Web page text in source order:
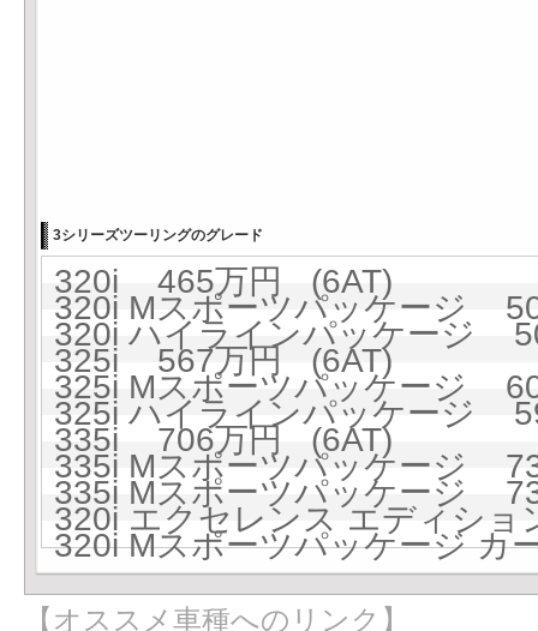
3シリーズツーリングのグレード
320i 465万円 (6AT)
320i Mスポーツパッケージ
320i ハイラインパッケージ
325i 567万円 (6AT)
325i Mスポーツパッケージ
325i ハイラインパッケージ
335i 706万円 (6AT)
335i Mスポーツパッケージ
335i Mスポーツパッケージ
320i エクセレンス エディシ
320i Mスポーツパッケージ
【オススメ車種へのリンク】